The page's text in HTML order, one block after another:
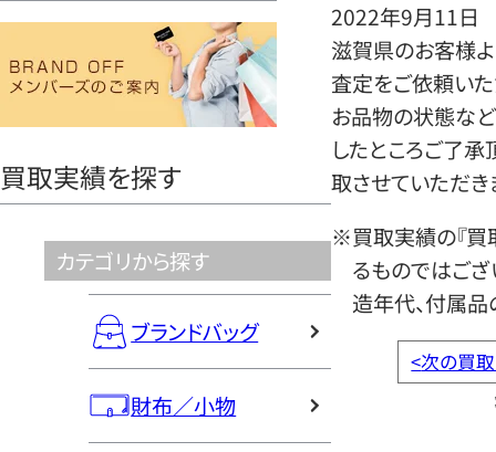
ヤ
買取実績を探す
カテゴリから探す
ブランドバッグ
財布／小物
2022年9月11日
滋賀県のお客様
査定をご依頼いた
お品物の状態など
したところご了
取させていただき
※買取実績の『買
るものではござ
造年代、付属品
<次の買